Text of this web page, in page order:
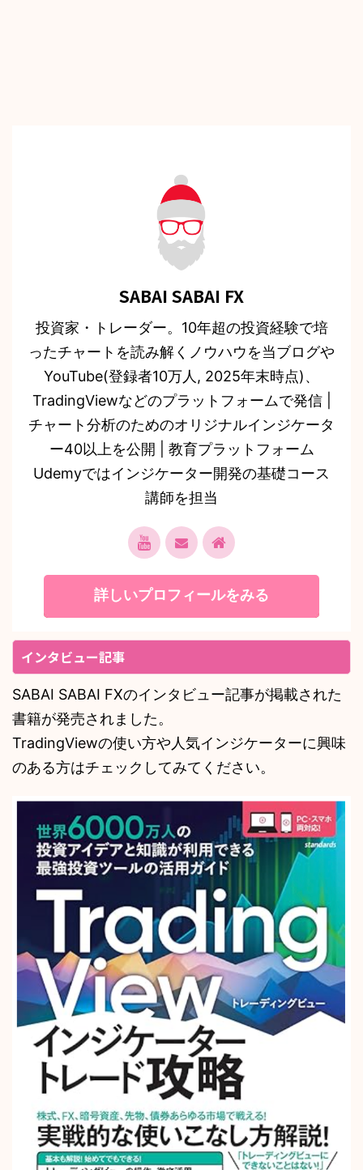
SABAI SABAI FX
投資家・トレーダー。10年超の投資経験で培
ったチャートを読み解くノウハウを当ブログや
YouTube(登録者10万人, 2025年末時点)、
TradingViewなどのプラットフォームで発信 |
チャート分析のためのオリジナルインジケータ
ー40以上を公開 | 教育プラットフォーム
Udemyではインジケーター開発の基礎コース
講師を担当
詳しいプロフィールをみる
インタビュー記事
SABAI SABAI FXのインタビュー記事が掲載された
書籍が発売されました。
TradingViewの使い方や人気インジケーターに興味
のある方はチェックしてみてください。